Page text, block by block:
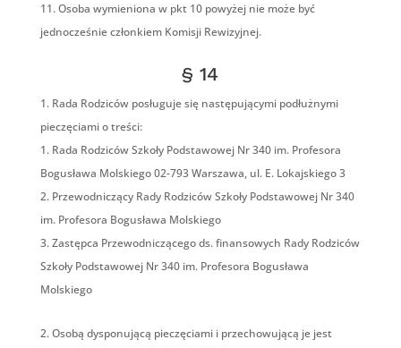
Osoba wymieniona w pkt 10 powyżej nie może być
jednocześnie członkiem Komisji Rewizyjnej.
§ 14
Rada Rodziców posługuje się następującymi podłużnymi
pieczęciami o treści:
Rada Rodziców Szkoły Podstawowej Nr 340 im. Profesora
Bogusława Molskiego 02-793 Warszawa, ul. E. Lokajskiego 3
Przewodniczący Rady Rodziców Szkoły Podstawowej Nr 340
im. Profesora Bogusława Molskiego
Zastępca Przewodniczącego ds. finansowych Rady Rodziców
Szkoły Podstawowej Nr 340 im. Profesora Bogusława
Molskiego
Osobą dysponującą pieczęciami i przechowującą je jest